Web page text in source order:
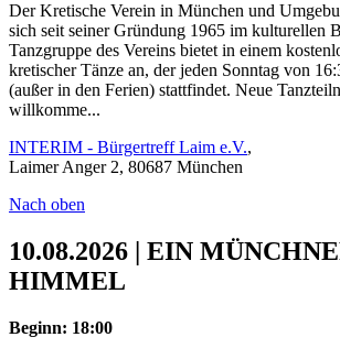
Der Kretische Verein in München und
sich seit seiner Gründung 1965 im kulturellen
Tanzgruppe des Vereins bietet in einem
kretischer Tänze an, der jeden Sonntag von
(außer in den Ferien) stattfindet. Neue
willkomme...
INTERIM - Bürgertreff Laim e.V.,
Laimer Anger 2, 80687 München
Nach oben
10.08.2026 | EIN
HIMMEL
Beginn: 18:00